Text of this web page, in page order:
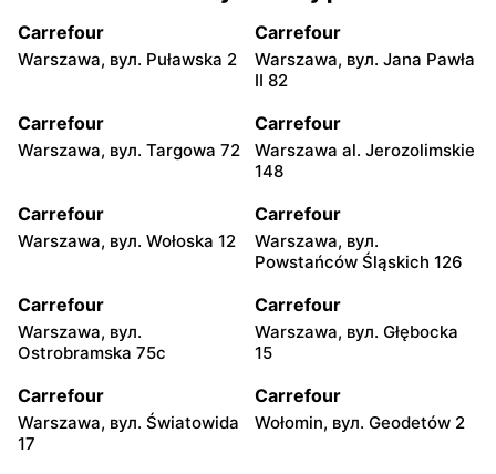
Carrefour
Warszawa, вул. Puławska 2
Carrefour
Warszawa, вул. Jana Pawła
II 82
Carrefour
Warszawa, вул. Targowa 72
Carrefour
Warszawa al. Jerozolimskie
148
Carrefour
Warszawa, вул. Wołoska 12
Carrefour
Warszawa, вул.
Powstańców Śląskich 126
Carrefour
Warszawa, вул.
Ostrobramska 75c
Carrefour
Warszawa, вул. Głębocka
15
Carrefour
Warszawa, вул. Światowida
17
Carrefour
Wołomin, вул. Geodetów 2